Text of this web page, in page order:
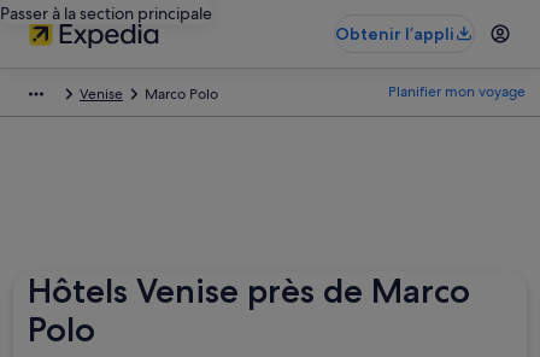
Passer à la section principale
Obtenir l’appli
Venise Marco Polo Planifier mon voyage
Hôtels Venise près de Marco
Polo